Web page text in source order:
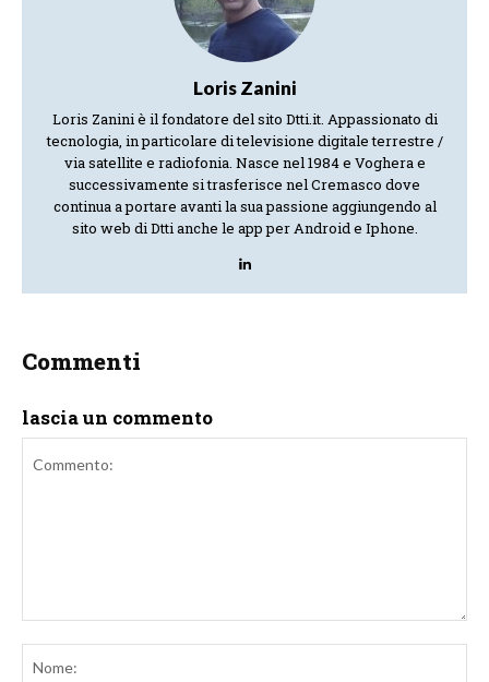
Loris Zanini
Loris Zanini è il fondatore del sito Dtti.it. Appassionato di
tecnologia, in particolare di televisione digitale terrestre /
via satellite e radiofonia. Nasce nel 1984 e Voghera e
successivamente si trasferisce nel Cremasco dove
continua a portare avanti la sua passione aggiungendo al
sito web di Dtti anche le app per Android e Iphone.
Commenti
lascia un commento